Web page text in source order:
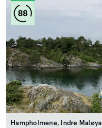
88
Hampholmene, Indre Maløya